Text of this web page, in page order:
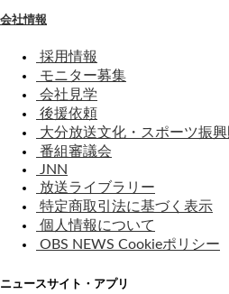
会社情報
採用情報
モニター募集
会社見学
後援依頼
大分放送文化・スポーツ振興
番組審議会
JNN
放送ライブラリー
特定商取引法に基づく表示
個人情報について
OBS NEWS Cookieポリシー
ニュースサイト・アプリ